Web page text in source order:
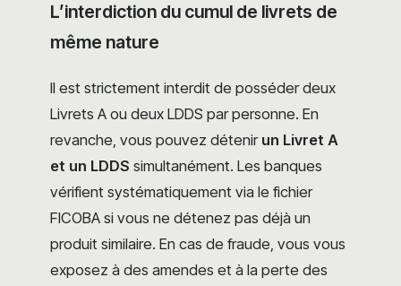
L’interdiction du cumul de livrets de
même nature
Il est strictement interdit de posséder deux
Livrets A ou deux LDDS par personne. En
revanche, vous pouvez détenir un Livret A
et un LDDS simultanément. Les banques
vérifient systématiquement via le fichier
FICOBA si vous ne détenez pas déjà un
produit similaire. En cas de fraude, vous vous
exposez à des amendes et à la perte des